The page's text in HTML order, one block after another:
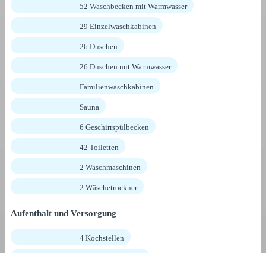
52 Waschbecken mit Warmwasser
29 Einzelwaschkabinen
26 Duschen
26 Duschen mit Warmwasser
Familienwaschkabinen
Sauna
6 Geschirrspülbecken
42 Toiletten
2 Waschmaschinen
2 Wäschetrockner
Aufenthalt und Versorgung
4 Kochstellen